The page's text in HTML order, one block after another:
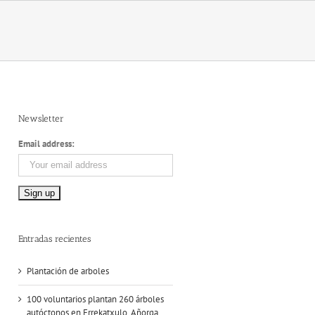
Newsletter
Email address:
Entradas recientes
Plantación de arboles
100 voluntarios plantan 260 árboles
autóctonos en Errekatxulo, Añorga